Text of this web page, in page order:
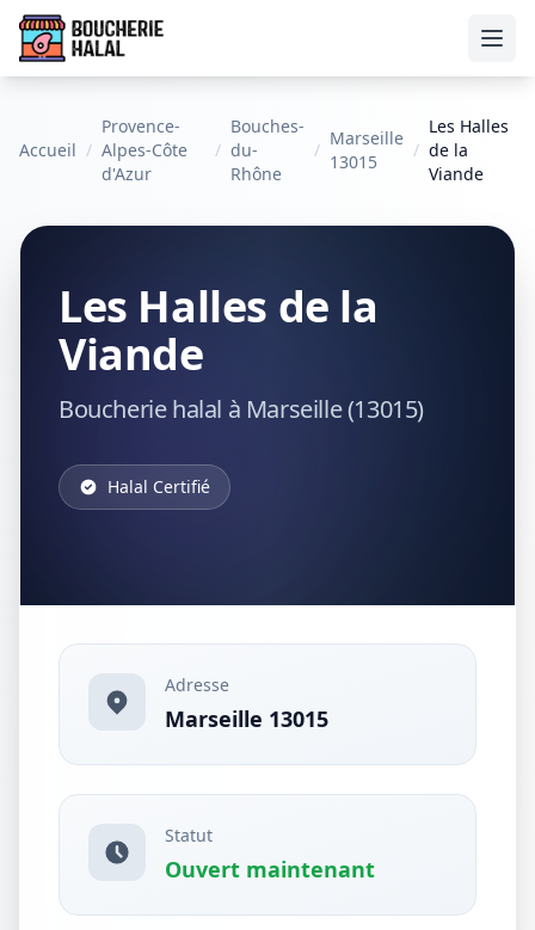
Accueil /
Provence-
Alpes-Côte
d'Azur
/
Bouches-
du-
Rhône
/
Marseille
13015
/
Les Halles
de la
Viande
Les Halles de la
Viande
Boucherie halal à Marseille (13015)
Halal Certifié
Adresse
Marseille 13015
Statut
Ouvert maintenant